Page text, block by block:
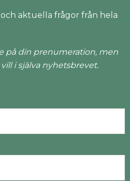
aktuella frågor från hela
på din prenumeration, men
i själva nyhetsbrevet.